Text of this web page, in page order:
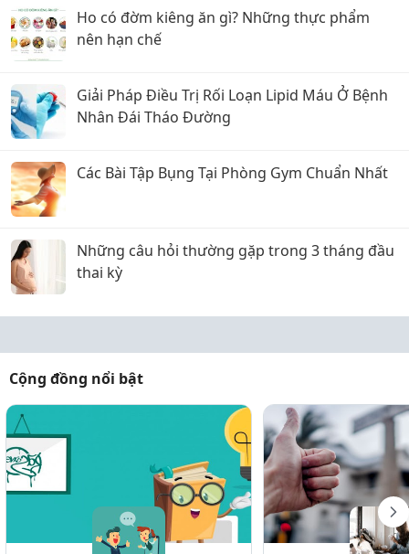
Ho có đờm kiêng ăn gì? Những thực phẩm
nên hạn chế
Giải Pháp Điều Trị Rối Loạn Lipid Máu Ở Bệnh
Nhân Đái Tháo Đường
Các Bài Tập Bụng Tại Phòng Gym Chuẩn Nhất
Những câu hỏi thường gặp trong 3 tháng đầu
thai kỳ
Cộng đồng nổi bật